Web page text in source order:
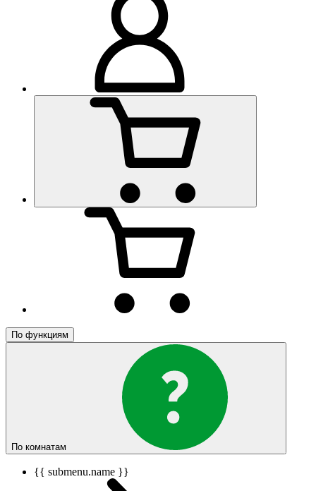
По функциям
По комнатам
{{ submenu.name }}